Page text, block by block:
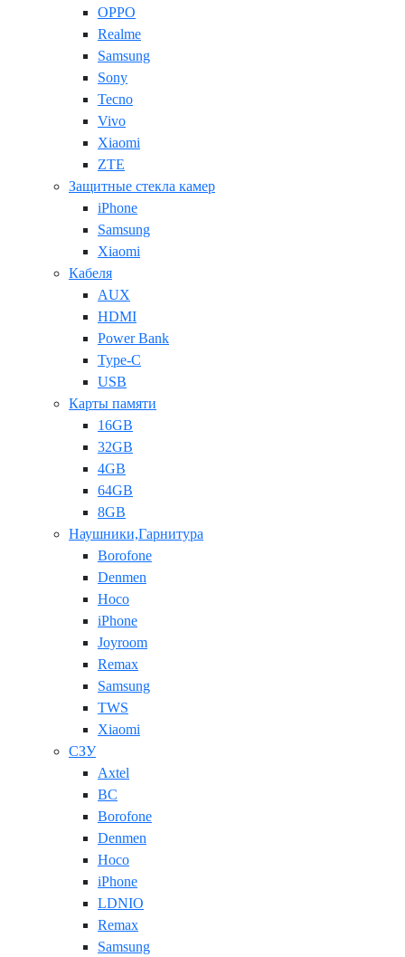
OPPO
Realme
Samsung
Sony
Tecno
Vivo
Xiaomi
ZTE
Защитные стекла камер
iPhone
Samsung
Xiaomi
Кабеля
AUX
HDMI
Power Bank
Type-C
USB
Карты памяти
16GB
32GB
4GB
64GB
8GB
Наушники,Гарнитура
Borofone
Denmen
Hoco
iPhone
Joyroom
Remax
Samsung
TWS
Xiaomi
СЗУ
Axtel
BC
Borofone
Denmen
Hoco
iPhone
LDNIO
Remax
Samsung